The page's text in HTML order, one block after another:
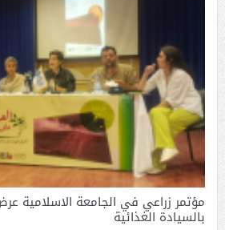
مؤتمر زراعي في الجامعة الاسلامية
بالسيادة الغذائية